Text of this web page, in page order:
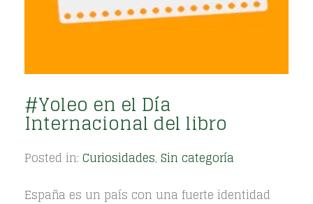
#Yoleo en el Día
Internacional del libro
Posted in: Curiosidades, Sin categoría
España es un país con una fuerte identidad